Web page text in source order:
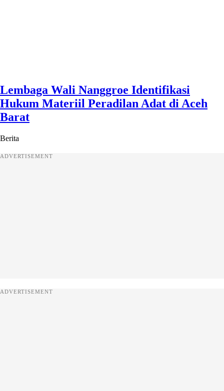
Lembaga Wali Nanggroe Identifikasi
Hukum Materiil Peradilan Adat di Aceh
Barat
Berita
ADVERTISEMENT
ADVERTISEMENT